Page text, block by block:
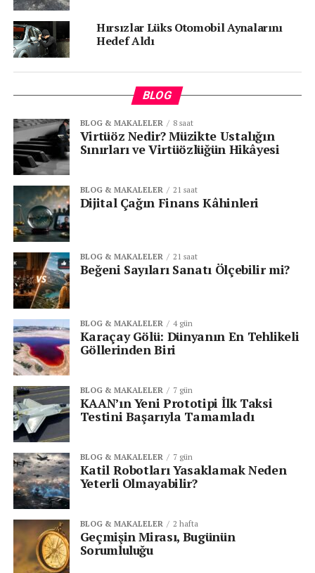
Ford Fiesta Sport Van Tanıtıldı
ÖNCEKI
Toyota konuşan araç teknolojisini teşvik ediyor
Hırsızlar Lüks Otomobil Aynalarını
Hedef Aldı
BLOG
BLOG & MAKALELER 8 saat
Virtüöz Nedir? Müzikte Ustalığın
Sınırları ve Virtüözlüğün Hikâyesi
BLOG & MAKALELER 21 saat
Dijital Çağın Finans Kâhinleri
BLOG & MAKALELER 21 saat
Beğeni Sayıları Sanatı Ölçebilir mi?
BLOG & MAKALELER 4 gün
Karaçay Gölü: Dünyanın En Tehlikeli
Göllerinden Biri
BLOG & MAKALELER 7 gün
KAAN’ın Yeni Prototipi İlk Taksi
Testini Başarıyla Tamamladı
BLOG & MAKALELER 7 gün
Katil Robotları Yasaklamak Neden
Yeterli Olmayabilir?
BLOG & MAKALELER 2 hafta
Geçmişin Mirası, Bugünün
Sorumluluğu